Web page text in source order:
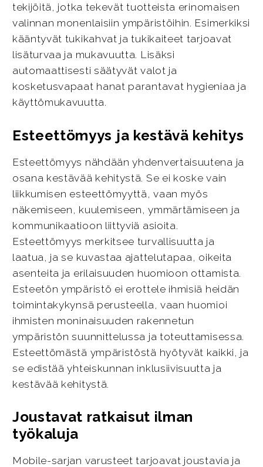
tekijöitä, jotka tekevät tuotteista erinomaisen
valinnan monenlaisiin ympäristöihin. Esimerkiksi
kääntyvät tukikahvat ja tukikaiteet tarjoavat
lisäturvaa ja mukavuutta. Lisäksi
automaattisesti säätyvät valot ja
kosketusvapaat hanat parantavat hygieniaa ja
käyttömukavuutta.
Esteettömyys ja kestävä kehitys
Esteettömyys nähdään yhdenvertaisuutena ja
osana kestävää kehitystä. Se ei koske vain
liikkumisen esteettömyyttä, vaan myös
näkemiseen, kuulemiseen, ymmärtämiseen ja
kommunikaatioon liittyviä asioita.
Esteettömyys merkitsee turvallisuutta ja
laatua, ja se kuvastaa ajattelutapaa, oikeita
asenteita ja erilaisuuden huomioon ottamista.
Esteetön ympäristö ei erottele ihmisiä heidän
toimintakykynsä perusteella, vaan huomioi
ihmisten moninaisuuden rakennetun
ympäristön suunnittelussa ja toteuttamisessa.
Esteettömästä ympäristöstä hyötyvät kaikki, ja
se edistää yhteiskunnan inklusiivisuutta ja
kestävää kehitystä.
Joustavat ratkaisut ilman
työkaluja
Mobile-sarjan varusteet tarjoavat joustavia ja